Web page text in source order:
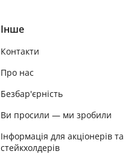
Інше
Контакти
Про нас
Безбар'єрність
Ви просили — ми зробили
Інформація для акціонерів та
стейкхолдерів